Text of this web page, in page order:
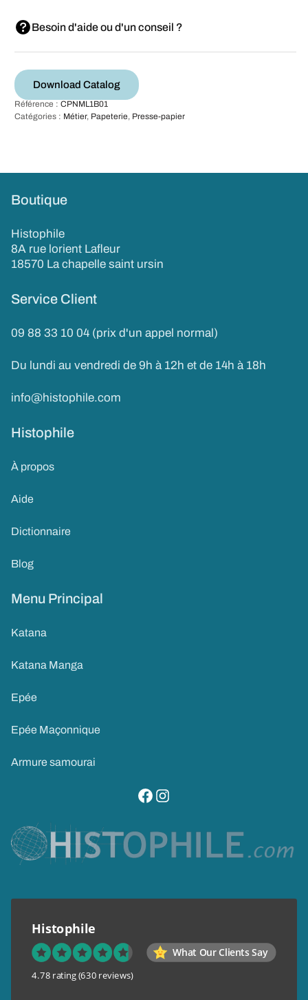
Besoin d'aide ou d'un conseil ?
Download Catalog
Référence : CPNML1B01
Catégories : Métier, Papeterie, Presse-papier
Boutique
Histophile
8A rue lorient Lafleur
18570 La chapelle saint ursin
Service Client
09 88 33 10 04 (prix d'un appel normal)
Du lundi au vendredi de 9h à 12h et de 14h à 18h
info@histophile.com
Histophile
À propos
Aide
Dictionnaire
Blog
Menu Principal
Katana
Katana Manga
Epée
Epée Maçonnique
Armure samourai
visitez notre page facebook
suivez notre compte instagram
Histophile
What Our Clients Say
4.78 rating (630 reviews)